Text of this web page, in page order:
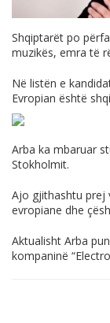
Shqiptarët po pë
muzikës, emra të r
Në listën e
Evropian është
Arba ka mbaruar
Stokholmit.
Ajo gjithashtu prej
evropiane dhe
Aktualisht Arba
kompaninë